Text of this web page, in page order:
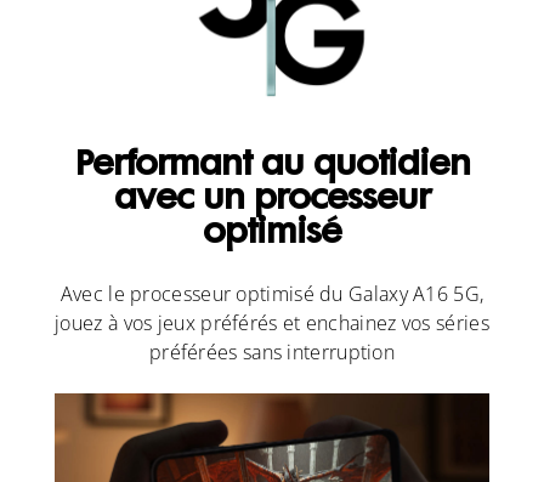
Performant au quotidien
avec un processeur
optimisé
Avec le processeur optimisé du Galaxy A16 5G,
jouez à vos jeux préférés et enchainez vos séries
préférées sans interruption